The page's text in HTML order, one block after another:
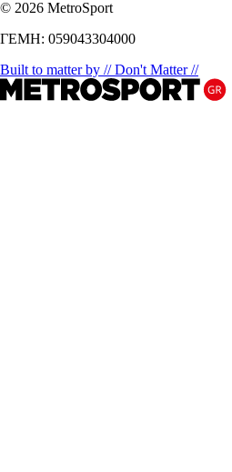
© 2026 MetroSport
ΓΕΜΗ: 059043304000
Built to matter by // Don't Matter //